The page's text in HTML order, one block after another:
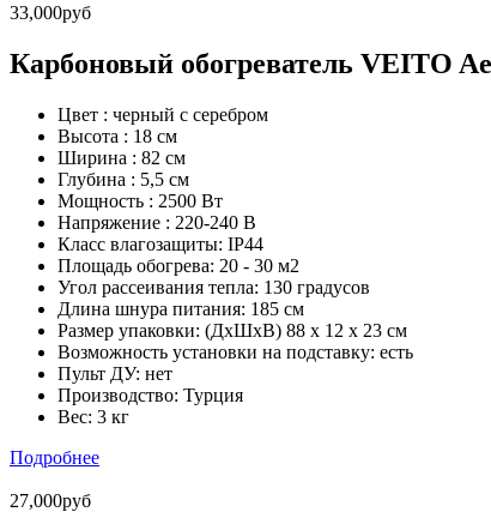
33,000руб
Карбоновый обогреватель VEITO
Цвет : черный с серебром
Высота : 18 см
Ширина : 82 см
Глубина : 5,5 см
Мощность : 2500 Вт
Напряжение : 220-240 В
Класс влагозащиты: IP44
Площадь обогрева: 20 - 30 м2
Угол рассеивания тепла: 130 градусов
Длина шнура питания: 185 см
Размер упаковки: (ДхШхВ) 88 х 12 х 23 см
Возможность установки на подставку: есть
Пульт ДУ: нет
Производство: Турция
Вес: 3 кг
Подробнее
27,000руб